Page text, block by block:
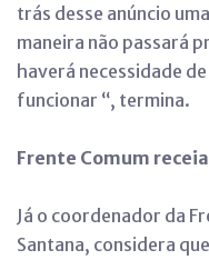
trás desse anúncio
maneira não passará
haverá necessidade
funcionar “, termina.
Frente Comum
Já o coordenador da
Santana, considera